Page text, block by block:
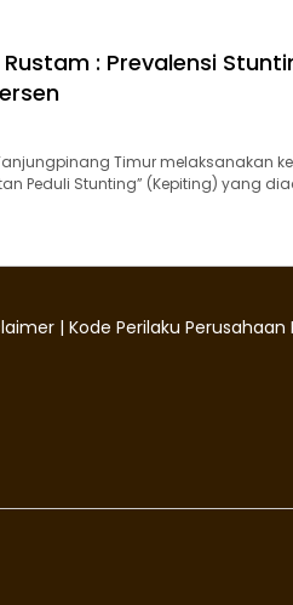
: Prevalensi
Timur melaksanakan
Peduli Stunting” (Kepiting) yang
| Kode Perilaku Perusahaan